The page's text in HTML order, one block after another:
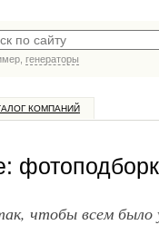
генераторы
КОМПАНИЙ
чтобы всем было